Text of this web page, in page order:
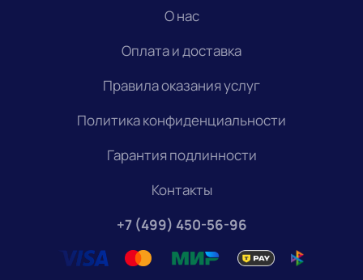
О нас
Оплата и доставка
Правила оказания услуг
Политика конфиденциальности
Гарантия подлинности
Контакты
+7 (499) 450-56-96